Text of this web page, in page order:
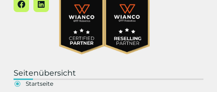
Seitenübersicht
Startseite